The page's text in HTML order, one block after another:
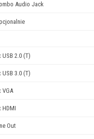
Audio Jack
USB 2.0 (T)
USB 3.0 (T)
VGA
HDMI
Out